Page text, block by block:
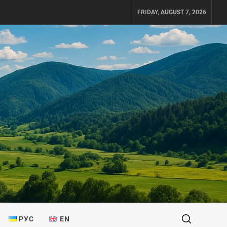
FRIDAY, AUGUST 7, 2026
РУС EN